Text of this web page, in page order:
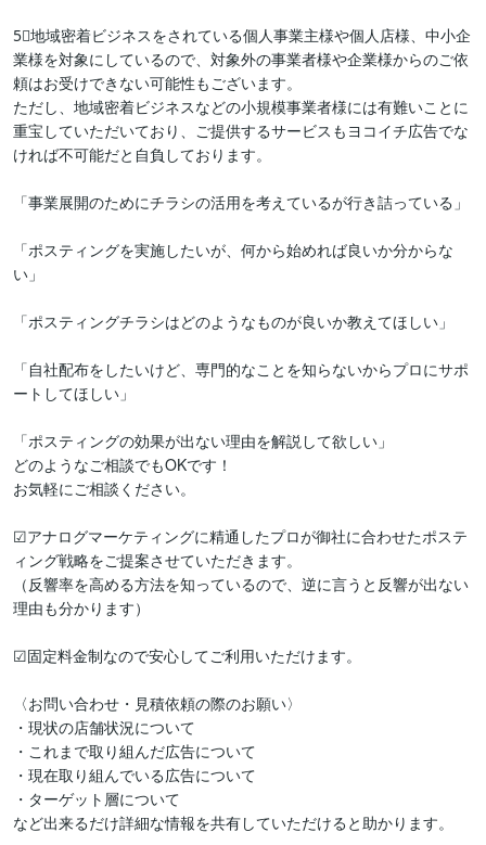
5⃣地域密着ビジネスをされている個人事業主様や個人店様、中小企
業様を対象にしているので、対象外の事業者様や企業様からのご依
頼はお受けできない可能性もございます。
ただし、地域密着ビジネスなどの小規模事業者様には有難いことに
重宝していただいており、ご提供するサービスもヨコイチ広告でな
ければ不可能だと自負しております。
「事業展開のためにチラシの活用を考えているが行き詰っている」
「ポスティングを実施したいが、何から始めれば良いか分からな
い」
「ポスティングチラシはどのようなものが良いか教えてほしい」
「自社配布をしたいけど、専門的なことを知らないからプロにサポ
ートしてほしい」
「ポスティングの効果が出ない理由を解説して欲しい」
どのようなご相談でもOKです！
お気軽にご相談ください。
☑アナログマーケティングに精通したプロが御社に合わせたポステ
ィング戦略をご提案させていただきます。
（反響率を高める方法を知っているので、逆に言うと反響が出ない
理由も分かります）
☑固定料金制なので安心してご利用いただけます。
〈お問い合わせ・見積依頼の際のお願い〉
・現状の店舗状況について
・これまで取り組んだ広告について
・現在取り組んでいる広告について
・ターゲット層について
など出来るだけ詳細な情報を共有していただけると助かります。